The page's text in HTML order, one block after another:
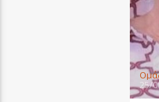
25/